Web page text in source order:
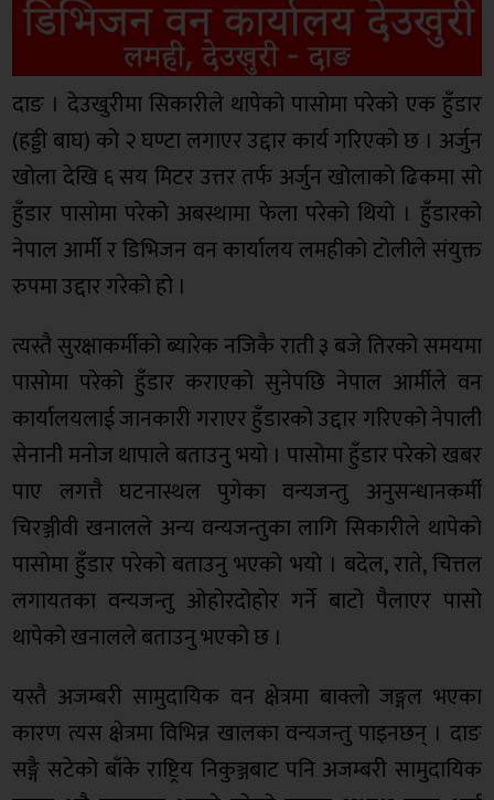
दाङ । देउखुरीमा सिकारीले थापेको पासोमा परेको एक हुँडार
(हड्डी बाघ) को २ घण्टा लगाएर उद्दार कार्य गरिएको छ । अर्जुन
खोला देखि ६ सय मिटर उत्तर तर्फ अर्जुन खोलाको ढिकमा सो
हुँडार पासोमा परेकोे अबस्थामा फेला परेको थियो । हुँडारको
नेपाल आर्मी र डिभिजन वन कार्यालय लमहीको टोलीले संयुक्त
रुपमा उद्दार गरेको हो ।
त्यस्तै सुरक्षाकर्मीको ब्यारेक नजिकै राती ३ बजे तिरको समयमा
पासोमा परेको हुँडार कराएको सुनेपछि नेपाल आर्मीले वन
कार्यालयलाई जानकारी गराएर हुँडारको उद्दार गरिएको नेपाली
सेनानी मनोज थापाले बताउनु भयो । पासोमा हुँडार परेको खबर
पाए लगत्तै घटनास्थल पुगेका वन्यजन्तु अनुसन्धानकर्मी
चिरञ्जीवी खनालले अन्य वन्यजन्तुका लागि सिकारीले थापेको
पासोमा हुँडार परेको बताउनु भएको भयो । बदेल, राते, चित्तल
लगायतका वन्यजन्तु ओहोरदोहोर गर्ने बाटो पैलाएर पासो
थापेको खनालले बताउनु भएको छ ।
यस्तै अजम्बरी सामुदायिक वन क्षेत्रमा बाक्लो जङ्गल भएका
कारण त्यस क्षेत्रमा विभिन्न खालका वन्यजन्तु पाइनछन् । दाङ
सङ्गै सटेको बाँके राष्ट्रिय निकुञ्जबाट पनि अजम्बरी सामुदायिक